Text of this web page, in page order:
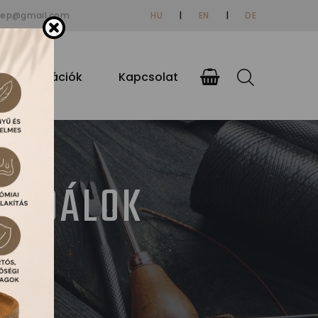
HU | EN | DE
információk Kapcsolat